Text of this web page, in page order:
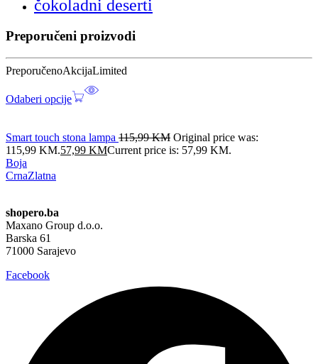
čokoladni deserti
Preporučeni proizvodi
PreporučenoAkcijaLimited
Odaberi opcije
Smart touch stona lampa 115,99KM Original price was:
115,99 KM.57,99 KMCurrent price is: 57,99 KM.
Boja
CrnaZlatna
shopero.ba
Maxano Group d.o.o.
Barska 61
71000 Sarajevo
Facebook